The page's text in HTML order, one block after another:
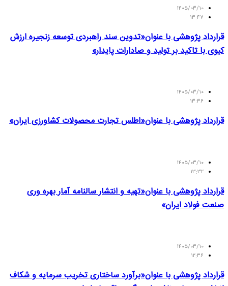
۱۴۰۵/۰۳/۱۰
۱۳:۴۷
قرارداد پژوهشی با عنوان«تدوین سند راهبردی توسعه زنجیره ارزش
کیوی با تاکید بر تولید و صادارات پایدار»
۱۴۰۵/۰۳/۱۰
۱۳:۳۶
قرارداد پژوهشی با عنوان«اطلس تجارت محصولات کشاورزی ایران»
۱۴۰۵/۰۳/۱۰
۱۳:۳۲
قرارداد پژوهشی با عنوان«تهیه و انتشار سالنامه آمار بهره وری
صنعت فولاد ایران»
۱۴۰۵/۰۳/۱۰
۱۲:۳۶
قرارداد پژوهشی با عنوان«برآورد ساختاری تخریب سرمایه و شکاف